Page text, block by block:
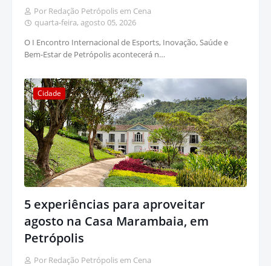
Por Redação Petrópolis em Cena
quarta-feira, agosto 05, 2026
O I Encontro Internacional de Esports, Inovação, Saúde e
Bem-Estar de Petrópolis acontecerá n…
Cidade
5 experiências para aproveitar
agosto na Casa Marambaia, em
Petrópolis
Por Redação Petrópolis em Cena